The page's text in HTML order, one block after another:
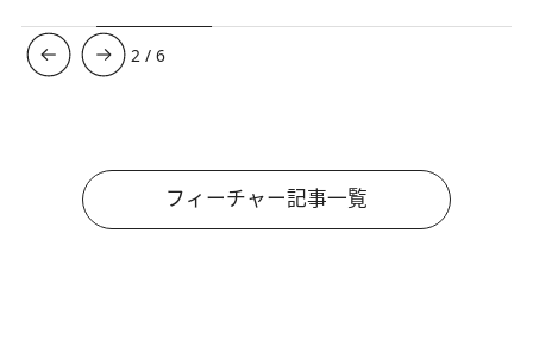
3 /6
フィーチャー記事一覧